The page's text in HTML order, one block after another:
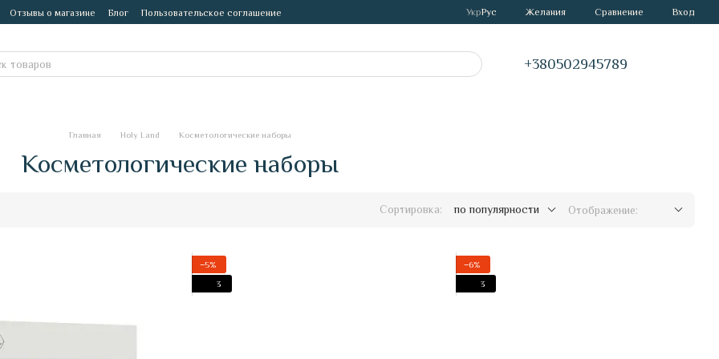
Отзывы о магазине Блог Пользовательское соглашение УкрРус Желания Сравнение Вход
+380502945789
Главная Holy Land Косметологические наборы
Косметологические наборы
Сортировка: по популярности Отображение:
−5%
3
−6%
3